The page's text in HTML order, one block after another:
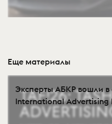
Еще материалы
Эксперты АБКР вошли
International Advertising